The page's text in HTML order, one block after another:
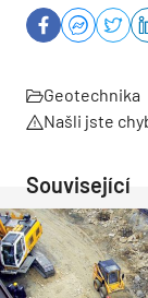
Geotechnika
Našli jste
Související